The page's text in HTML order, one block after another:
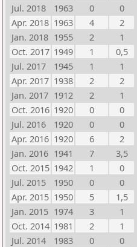
Jul. 2018
1963 0
0
Apr. 2018 1963 4
2
Jan. 2018 1955 2
1
Oct. 2017 1949 1
0,5
Jul. 2017
1945 1
1
Apr. 2017 1938 2
2
Jan. 2017 1912 2
1
Oct. 2016 1920 0
0
Jul. 2016
1920 0
0
Apr. 2016 1920 6
2
Jan. 2016 1941 7
3,5
Oct. 2015 1942 1
0
Jul. 2015
1950 0
0
Apr. 2015 1950 5
1,5
Jan. 2015 1974 3
1
Oct. 2014 1981 2
1
Jul. 2014
1983 0
0